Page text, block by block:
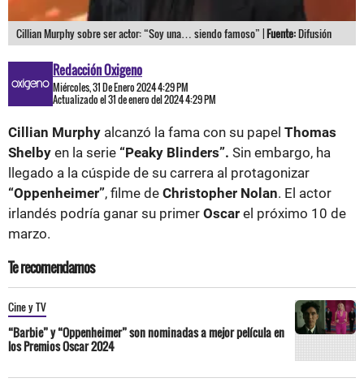
Cillian Murphy sobre ser actor: “Soy una… siendo famoso” |Fuente:Difusión
Redacción Oxigeno
Miércoles, 31 De Enero 2024 4:29 PM
Actualizado el 31 de enero del 2024 4:29 PM
Cillian Murphy alcanzó la fama con su papel Thomas
Shelby en la serie “Peaky Blinders”. Sin embargo, ha
llegado a la cúspide de su carrera al protagonizar
“Oppenheimer”, filme de Christopher Nolan. El actor
irlandés podría ganar su primer Oscar el próximo 10 de
marzo.
Te recomendamos
Cine y TV
“Barbie” y “Oppenheimer” son nominadas a mejor película en
los Premios Oscar 2024